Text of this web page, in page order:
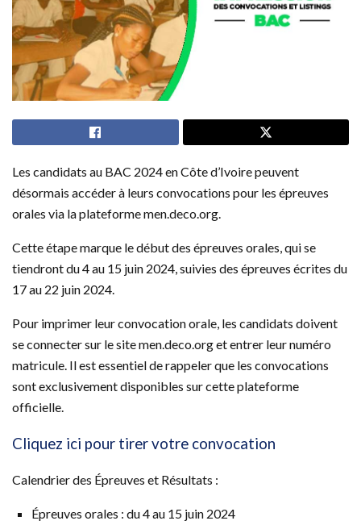
Les candidats au BAC 2024 en Côte d’Ivoire peuvent
désormais accéder à leurs convocations pour les épreuves
orales via la plateforme men.deco.org.
Cette étape marque le début des épreuves orales, qui se
tiendront du 4 au 15 juin 2024, suivies des épreuves écrites du
17 au 22 juin 2024.
Pour imprimer leur convocation orale, les candidats doivent
se connecter sur le site men.deco.org et entrer leur numéro
matricule. Il est essentiel de rappeler que les convocations
sont exclusivement disponibles sur cette plateforme
officielle.
Cliquez ici pour tirer votre convocation
Calendrier des Épreuves et Résultats :
Épreuves orales : du 4 au 15 juin 2024